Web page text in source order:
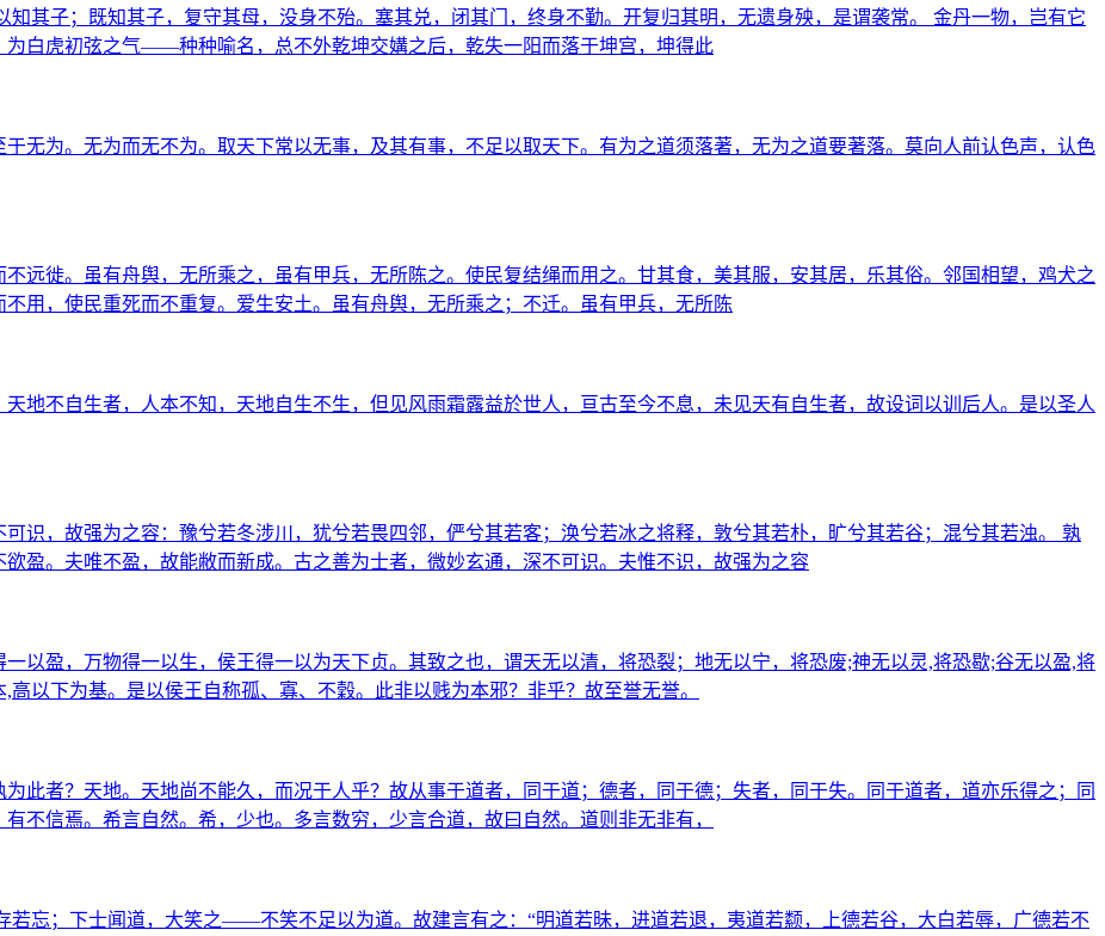
其子；既知其子，复守其母，没身不殆。塞其兑，闭其门，终身不勤。开复归其明，无遗身殃，是谓袭常。 金丹一物，岂有它
白虎初弦之气——种种喻名，总不外乾坤交媾之后，乾失一阳而落于坤宫，坤得此
无为。无为而无不为。取天下常以无事，及其有事，不足以取天下。有为之道须落著，无为之道要著落。莫向人前认色声，认色
远徙。虽有舟舆，无所乘之，虽有甲兵，无所陈之。使民复结绳而用之。甘其食，美其服，安其居，乐其俗。邻国相望，鸡犬之
用，使民重死而不重复。爱生安土。虽有舟舆，无所乘之；不迁。虽有甲兵，无所陈
地不自生者，人本不知，天地自生不生，但见风雨霜露益於世人，亘古至今不息，未见天有自生者，故设词以训后人。是以圣人
识，故强为之容：豫兮若冬涉川，犹兮若畏四邻，俨兮其若客；涣兮若冰之将释，敦兮其若朴，旷兮其若谷；混兮其若浊。 孰
盈。夫唯不盈，故能敝而新成。古之善为士者，微妙玄通，深不可识。夫惟不识，故强为之容
以盈，万物得一以生，侯王得一以为天下贞。其致之也，谓天无以清，将恐裂；地无以宁，将恐废;神无以灵,将恐歇;谷无以盈,将
以下为基。是以侯王自称孤、寡、不穀。此非以贱为本邪？非乎？故至誉无誉。
此者？天地。天地尚不能久，而况于人乎？故从事于道者，同于道；德者，同于德；失者，同于失。同于道者，道亦乐得之；同
不信焉。希言自然。希，少也。多言数穷，少言合道，故曰自然。道则非无非有，
若忘；下士闻道，大笑之——不笑不足以为道。故建言有之：“明道若昧，进道若退，夷道若颣，上德若谷，大白若辱，广德若不